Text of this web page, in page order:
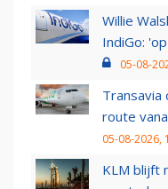
Willie
IndiGo:
05-08-
Transavia
route
05-08-2026,
KLM blijft